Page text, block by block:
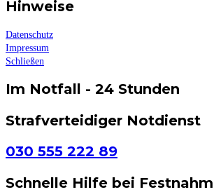
Hinweise
Datenschutz
Impressum
Schließen
Im Notfall - 24 Stunden
Strafverteidiger Notdienst
030 555 222 89
Schnelle Hilfe bei